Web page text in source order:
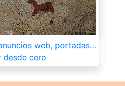
web, portadas…
desde cero